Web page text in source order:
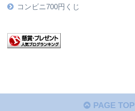
コンビニ700円くじ
PAGE TOP